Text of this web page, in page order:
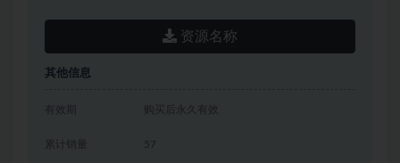
资源名称
其他信息
有效期 购买后永久有效
累计销量 57